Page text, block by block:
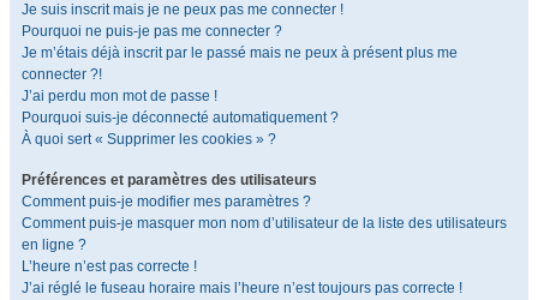
Je suis inscrit mais je ne peux pas me connecter !
Pourquoi ne puis-je pas me connecter ?
Je m’étais déjà inscrit par le passé mais ne peux à présent plus me
connecter ?!
J’ai perdu mon mot de passe !
Pourquoi suis-je déconnecté automatiquement ?
À quoi sert « Supprimer les cookies » ?
Préférences et paramètres des utilisateurs
Comment puis-je modifier mes paramètres ?
Comment puis-je masquer mon nom d’utilisateur de la liste des utilisateurs
en ligne ?
L’heure n’est pas correcte !
J’ai réglé le fuseau horaire mais l’heure n’est toujours pas correcte !